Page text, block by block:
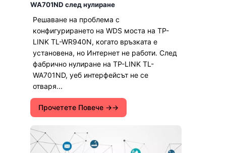
WA701ND след нулиране
Решаване на проблема с
конфигурирането на WDS моста на TP-
LINK TL-WR940N, когато връзката е
установена, но Интернет не работи. След
фабрично нулиране на TP-LINK TL-
WA701ND, уеб интерфейсът не се
отваря...
Прочетете Повече →